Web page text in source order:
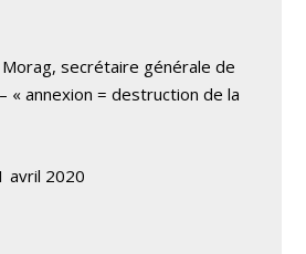
Morag, secrétaire générale de
« annexion = destruction de la
avril 2020